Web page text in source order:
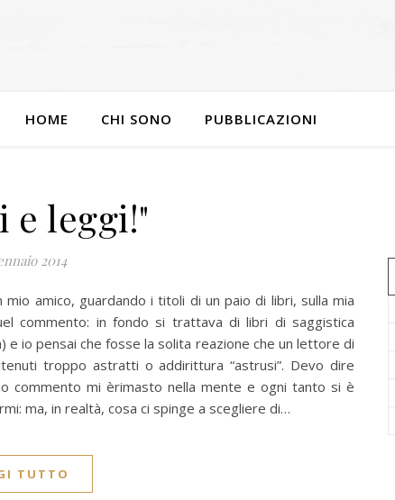
HOME CHI SONO PUBBLICAZIONI
e leggi!"
2014
amico, guardando i titoli di un paio di libri, sulla mia
commento: in fondo si trattava di libri di saggistica
io pensai che fosse la solita reazione che un lettore di
troppo astratti o addirittura “astrusi”. Devo dire
commento mi èrimasto nella mente e ogni tanto si è
ma, in realtà, cosa ci spinge a scegliere di…
TUTTO